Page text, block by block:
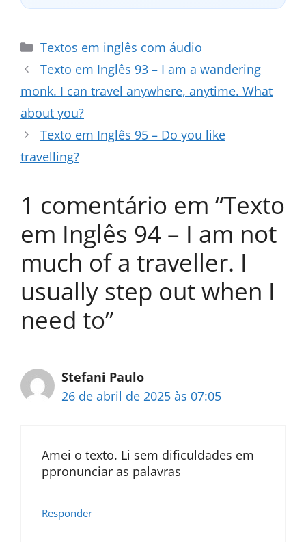
Categorias
Textos em inglês com áudio
Texto em Inglês 93 – I am a wandering
monk. I can travel anywhere, anytime. What
about you?
Texto em Inglês 95 – Do you like
travelling?
1 comentário em “Texto
em Inglês 94 – I am not
much of a traveller. I
usually step out when I
need to”
Stefani Paulo
26 de abril de 2025 às 07:05
Amei o texto. Li sem dificuldades em
ppronunciar as palavras
Responder